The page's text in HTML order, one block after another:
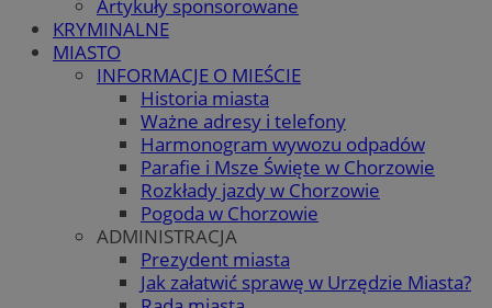
Artykuły sponsorowane
KRYMINALNE
MIASTO
INFORMACJE O MIEŚCIE
Historia miasta
Ważne adresy i telefony
Harmonogram wywozu odpadów
Parafie i Msze Święte w Chorzowie
Rozkłady jazdy w Chorzowie
Pogoda w Chorzowie
ADMINISTRACJA
Prezydent miasta
Jak załatwić sprawę w Urzędzie Miasta?